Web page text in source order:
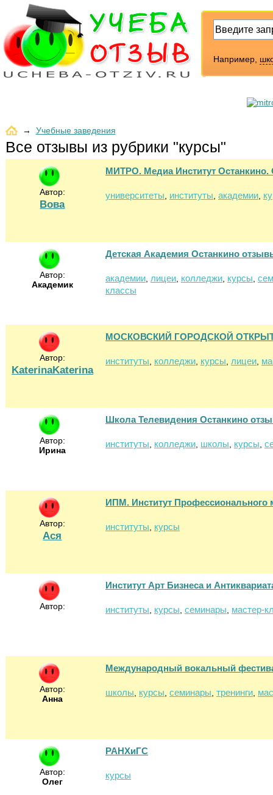
Например,
→ Учебные заведения
Все отзывы из рубрики "курсы"
Автор:
Вова
МИТРО. Медиа Институт
университеты институты академии
Автор:
Академик
Детская Академия Останкино
академии лицеи колледжи курсы
классы
Автор:
KaterinaKaterina
МОСКОВСКИЙ ГОРОДСКОЙ
институты колледжи курсы лицеи
Автор:
Ирина
Школа Телевидения Останкино
институты колледжи школы курсы
Автор:
Ася
ИПМ. Институт Профессионального
институты курсы
Автор:
Институт Арт Бизнеса и
институты курсы семинары мастер-
Автор:
Анна
Международный вокальный
школы курсы семинары тренинги
Автор:
Олег
РАНХиГС
курсы